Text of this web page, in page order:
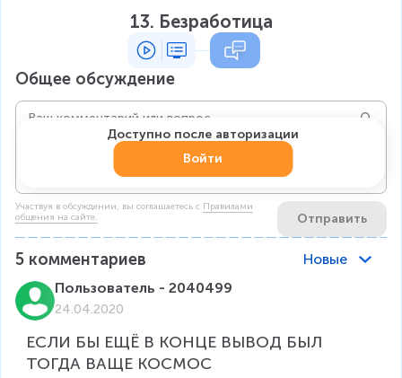
13. Безработица
Общее обсуждение
Участвуя в обсуждении, вы соглашаетесь c Правилами
общения на сайте.
Отправить
Доступно после авторизации
Войти
5 комментариев
Новые
Пользователь - 2040499
24.04.2020
ЕСЛИ БЫ ЕЩЁ В КОНЦЕ ВЫВОД БЫЛ
ТОГДА ВАЩЕ КОСМОС